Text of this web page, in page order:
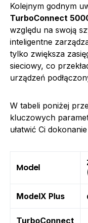
Kolejnym godnym
TurboConnect
względu na swoją
inteligentne
tylko zwiększa
sieciowy, co
urządzeń
W tabeli poniżej
kluczowych
ułatwić Ci
Model
ModelX Plus
TurboConnect